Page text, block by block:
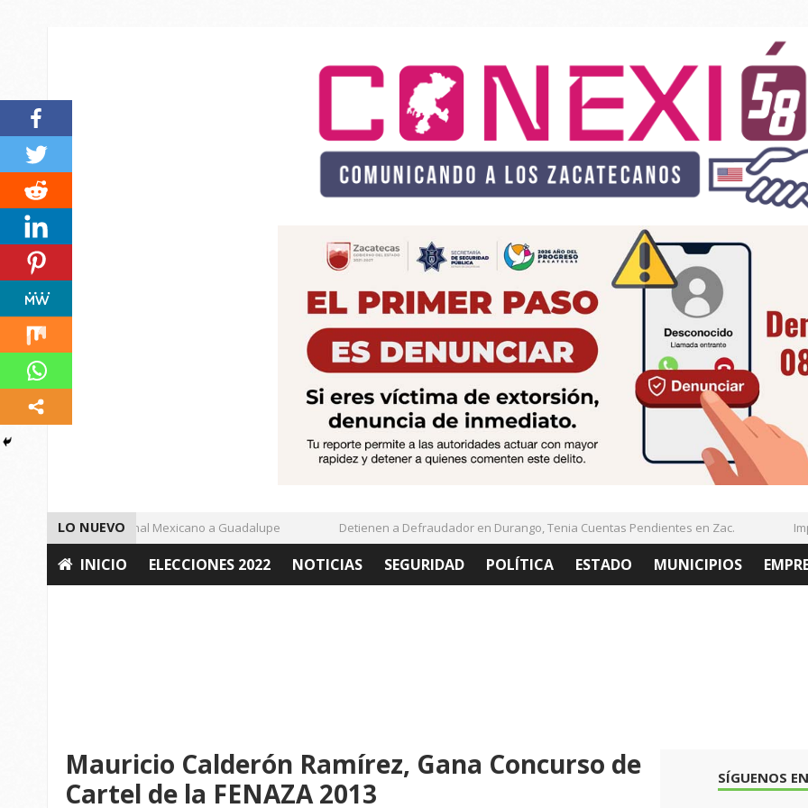
LO NUEVO
Enamora el Regional Mexicano a Guadalupe Detienen a Defraudador en Durango, Tenia Cuentas Pendientes en Zac.
INICIO ELECCIONES 2022 NOTICIAS SEGURIDAD POLÍTICA ESTADO MUNICIPIOS
Mauricio Calderón Ramírez, Gana Concurso de
Cartel de la FENAZA 2013
SÍGUENOS